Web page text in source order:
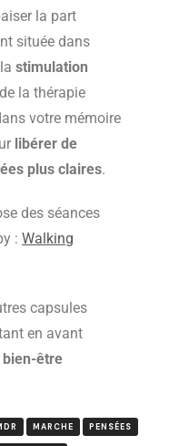
la part
située dans
stimulation
la thérapie
votre mémoire
libérer de
plus claires.
des séances
: Walking
capsules
en avant
bien-être
MARCHE PENSÉES